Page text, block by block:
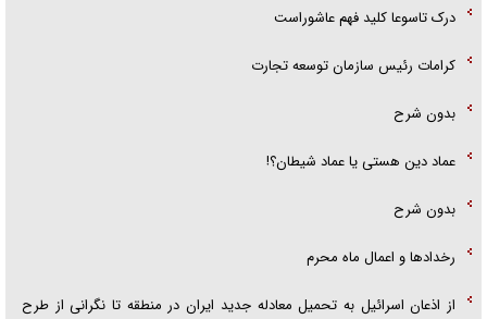
درک تاسوعا کلید فهم عاشوراست
کرامات رئیس سازمان توسعه تجارت
بدون شرح
عماد دین هستی یا عماد شیطان؟!
بدون شرح
رخداد‌ها و اعمال ماه محرم
از اذعان اسرائیل به تحمیل معادله جدید ایران در منطقه تا نگرانی از طرح